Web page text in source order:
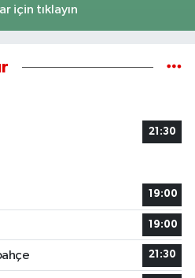
için tıklayın
21:30
19:00
19:00
21:30